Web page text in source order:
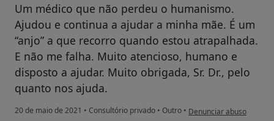
Um médico que não perdeu o humanismo.
Ajudou e continua a ajudar a minha mãe. É um
“anjo” a que recorro quando estou atrapalhada.
E não me falha. Muito atencioso, humano e
disposto a ajudar. Muito obrigada, Sr. Dr., pelo
quanto nos ajuda.
20 de maio de 2021 • Consultório privado • Outro • na opinião do utilizador
Denunciar abuso